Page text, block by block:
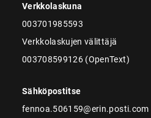
Verkkolaskuna
003701985593
Verkkolaskujen välittäjä
003708599126 (OpenText)
Sähköpostitse
fennoa.506159@erin.posti.com